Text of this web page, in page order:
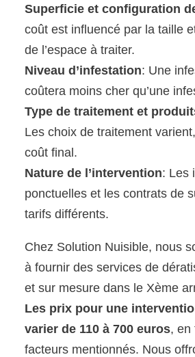
Superficie et configuration
coût est influencé par la taille
de l’espace à traiter.
Niveau d’infestation: Une
coûtera moins cher qu’une
Type de traitement et
Les choix de traitement
coût final.
Nature de l’intervention: Les
ponctuelles et les contrats de
tarifs différents.
Chez Solution Nuisible, nous
à fournir des services de
et sur mesure dans le Xème
Les prix pour une
varier de 110 à 700 euros, en
facteurs mentionnés. Nous